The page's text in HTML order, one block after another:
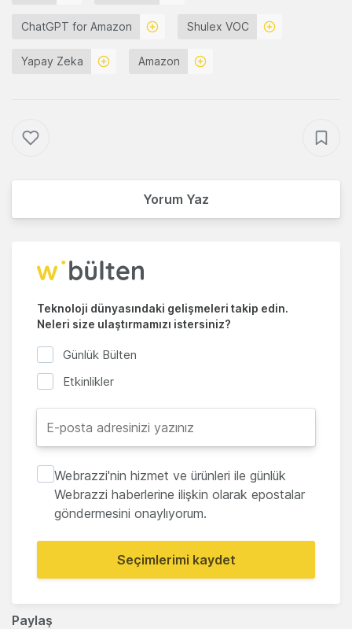
Paylaş
ChatGPT for Amazon Shulex VOC
Yapay Zeka Amazon
Yorum Yaz
Teknoloji dünyasındaki gelişmeleri takip edin.
Neleri size ulaştırmamızı istersiniz?
Günlük Bülten
Etkinlikler
Webrazzi'nin hizmet ve ürünleri ile günlük
Webrazzi haberlerine ilişkin olarak epostalar
göndermesini onaylıyorum.
Seçimlerimi kaydet